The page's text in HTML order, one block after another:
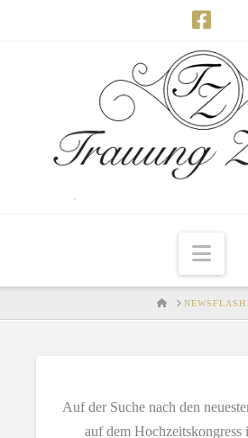
HOMENEWSFLASH
Auf der Suche nach den
auf dem Hochzeitskongress